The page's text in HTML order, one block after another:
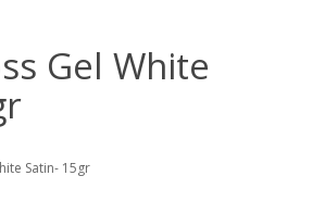
Gel White
Satin- 15gr